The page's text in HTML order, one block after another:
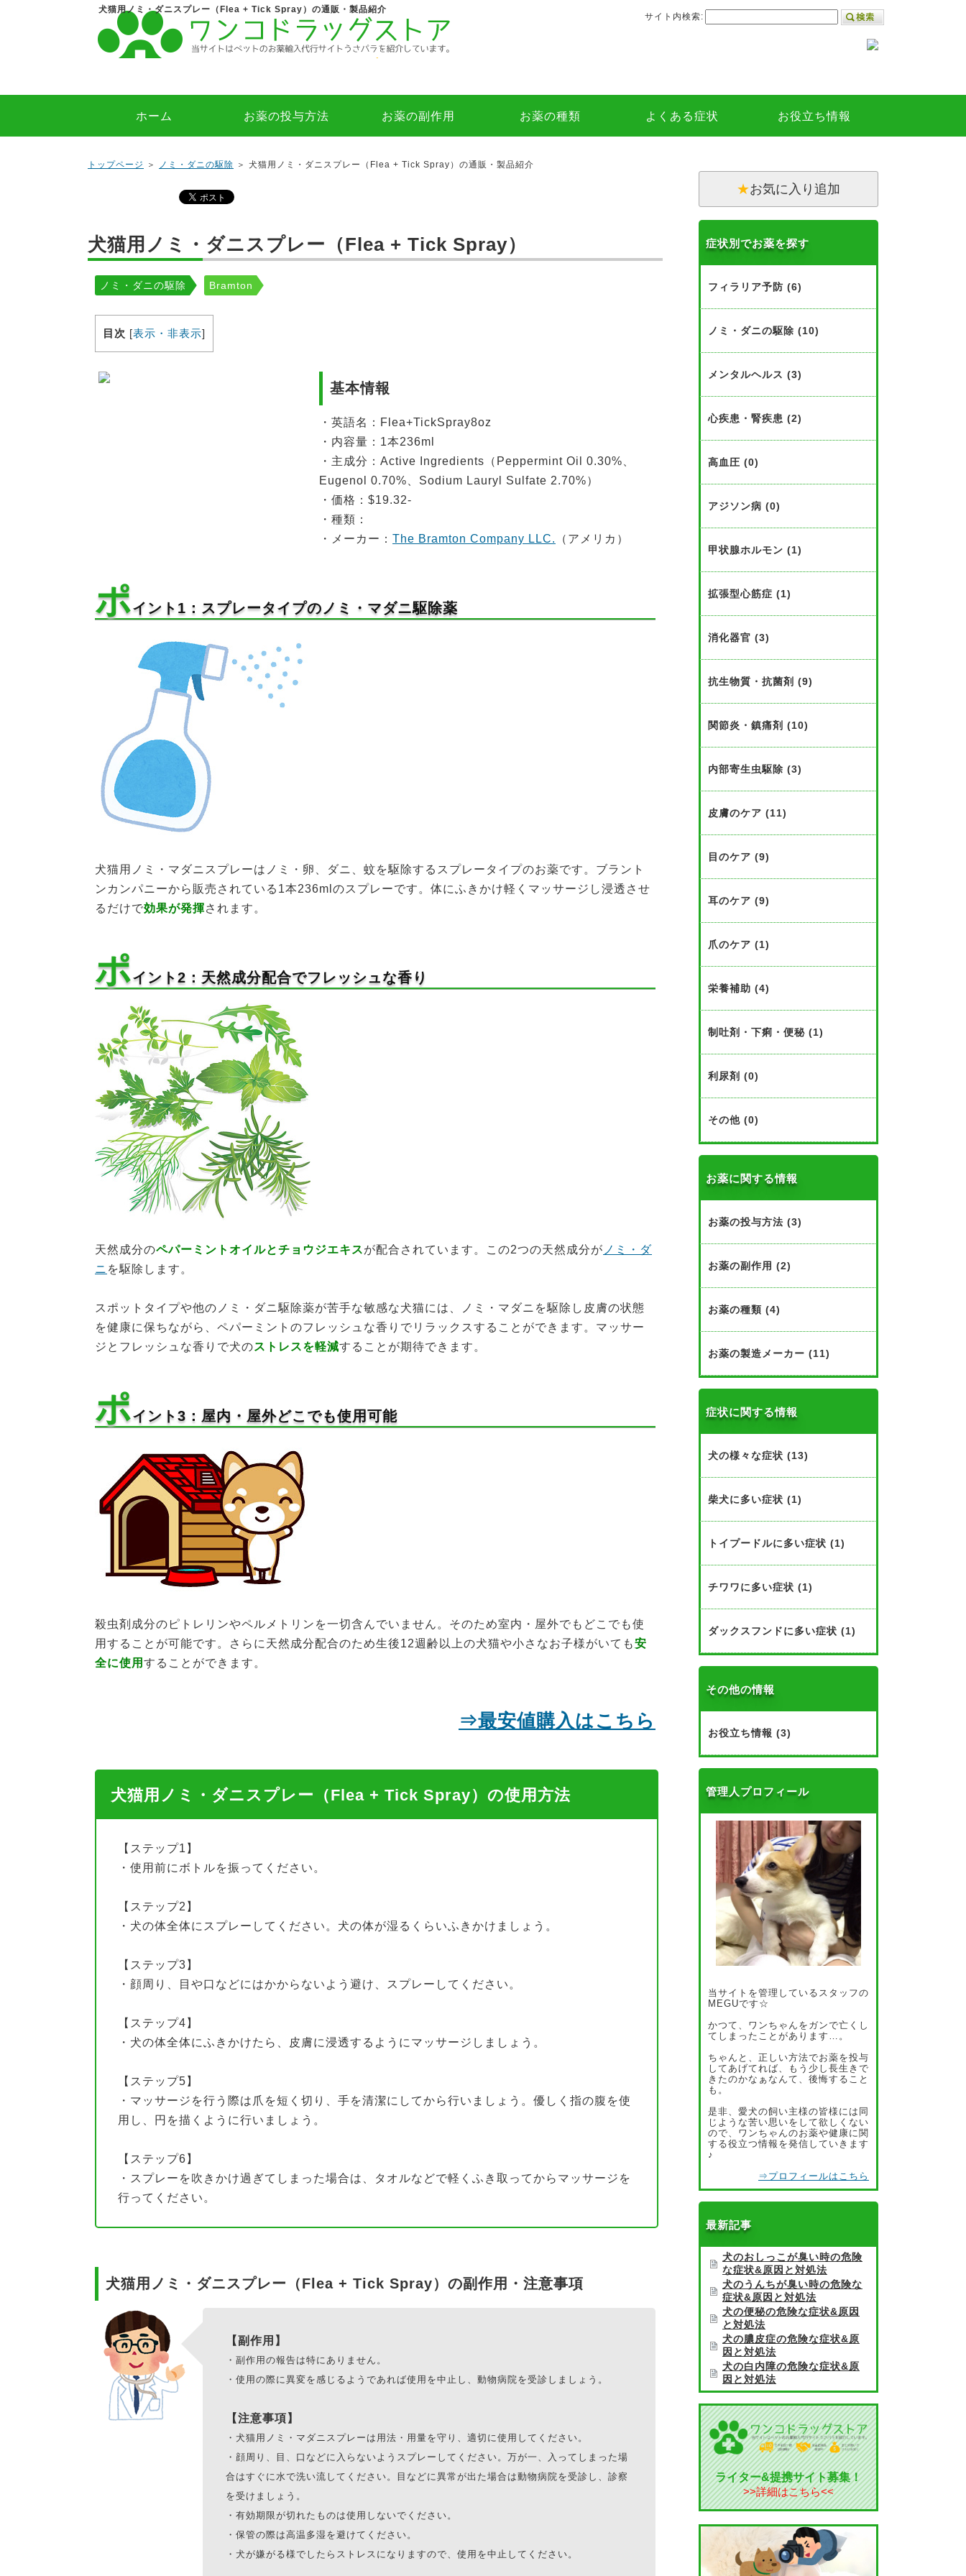
犬猫用ノミ・ダニスプレー（Flea + Tick Spray）の通販・製品紹介
トップページ ＞ ノミ・ダニの駆除 ＞ 犬猫用ノミ・ダニスプレー（Flea + Tick Spray）の通販・製品紹介
犬猫用ノミ・ダニスプレー（Flea + Tick Spray）
ノミ・ダニの駆除 Bramton
目次 [表示・非表示]
基本情報
・英語名：Flea+TickSpray8oz
・内容量：1本236ml
・主成分：Active Ingredients（Peppermint Oil 0.30%、
Eugenol 0.70%、Sodium Lauryl Sulfate 2.70%）
・価格：$19.32-
・種類：
・メーカー： The Bramton Company LLC. （アメリカ）
ポイント1：スプレータイプのノミ・マダニ駆除薬
犬猫用ノミ・マダニスプレーはノミ・卵、ダニ、蚊を駆除するスプレータイプのお薬です。ブラント
ンカンパニーから販売されている1本236mlのスプレーです。体にふきかけ軽くマッサージし浸透させ
るだけで効果が発揮されます。
ポイント2：天然成分配合でフレッシュな香り
天然成分のペパーミントオイルとチョウジエキスが配合されています。この2つの天然成分が ノミ・ダ
ニ を駆除します。
スポットタイプや他のノミ・ダニ駆除薬が苦手な敏感な犬猫には、ノミ・マダニを駆除し皮膚の状態
を健康に保ちながら、ペパーミントのフレッシュな香りでリラックスすることができます。マッサー
ジとフレッシュな香りで犬のストレスを軽減することが期待できます。
ポイント3：屋内・屋外どこでも使用可能
殺虫剤成分のピトレリンやペルメトリンを一切含んでいません。そのため室内・屋外でもどこでも使
用することが可能です。さらに天然成分配合のため生後12週齢以上の犬猫や小さなお子様がいても安
全に使用 することができます。
⇒最安値購入はこちら
犬猫用ノミ・ダニスプレー（Flea + Tick Spray）の使用方法
【ステップ1】
・使用前にボトルを振ってください。
【ステップ2】
・犬の体全体にスプレーしてください。犬の体が湿るくらいふきかけましょう。
【ステップ3】
・顔周り、目や口などにはかからないよう避け、スプレーしてください。
【ステップ4】
・犬の体全体にふきかけたら、皮膚に浸透するようにマッサージしましょう。
【ステップ5】
・マッサージを行う際は爪を短く切り、手を清潔にしてから行いましょう。優しく指の腹を使
用し、円を描くように行いましょう。
【ステップ6】
・スプレーを吹きかけ過ぎてしまった場合は、タオルなどで軽くふき取ってからマッサージを
行ってください。
犬猫用ノミ・ダニスプレー（Flea + Tick Spray）の副作用・注意事項
【副作用】
・副作用の報告は特にありません。
・使用の際に異変を感じるようであれば使用を中止し、動物病院を受診しましょう。
【注意事項】
・犬猫用ノミ・マダニスプレーは用法・用量を守り、適切に使用してください。
・顔周り、目、口などに入らないようスプレーしてください。万が一、入ってしまった場
合はすぐに水で洗い流してください。目などに異常が出た場合は動物病院を受診し、診察
を受けましょう。
・有効期限が切れたものは使用しないでください。
・保管の際は高温多湿を避けてください。
・犬が嫌がる様でしたらストレスになりますので、使用を中止してください。
★お気に入り追加
症状別でお薬を探す
フィラリア予防 (6)
ノミ・ダニの駆除 (10)
メンタルヘルス (3)
心疾患・腎疾患 (2)
高血圧 (0)
アジソン病 (0)
甲状腺ホルモン (1)
拡張型心筋症 (1)
消化器官 (3)
抗生物質・抗菌剤 (9)
関節炎・鎮痛剤 (10)
内部寄生虫駆除 (3)
皮膚のケア (11)
目のケア (9)
耳のケア (9)
爪のケア (1)
栄養補助 (4)
制吐剤・下痢・便秘 (1)
利尿剤 (0)
その他 (0)
お薬に関する情報
お薬の投与方法 (3)
お薬の副作用 (2)
お薬の種類 (4)
お薬の製造メーカー (11)
症状に関する情報
犬の様々な症状 (13)
柴犬に多い症状 (1)
トイプードルに多い症状 (1)
チワワに多い症状 (1)
ダックスフンドに多い症状 (1)
その他の情報
お役立ち情報 (3)
管理人プロフィール
当サイトを管理しているスタッフの
MEGUです☆
かつて、ワンちゃんをガンで亡くし
てしまったことがあります…。
ちゃんと、正しい方法でお薬を投与
してあげてれば、もう少し長生きで
きたのかなぁなんて、後悔すること
も。
是非、愛犬の飼い主様の皆様には同
じような苦い思いをして欲しくない
ので、ワンちゃんのお薬や健康に関
する役立つ情報を発信していきます
♪
⇒プロフィールはこちら
最新記事
犬のおしっこが臭い時の危険
な症状&原因と対処法
犬のうんちが臭い時の危険な
症状&原因と対処法
犬の便秘の危険な症状&原因
と対処法
犬の膿皮症の危険な症状&原
因と対処法
犬の白内障の危険な症状&原
因と対処法
ライター&提携サイト募集！
>>詳細はこちら<<
ホーム お薬の投与方法 お薬の副作用 お薬の種類 よくある症状 お役立ち情報
サイト内検索: